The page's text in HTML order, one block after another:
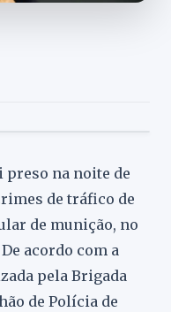
preso na noite de
de tráfico de
de munição, no
acordo com a
pela Brigada
de Polícia de